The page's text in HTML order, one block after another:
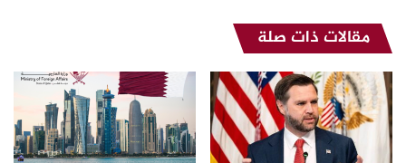
مقالات ذات صلة